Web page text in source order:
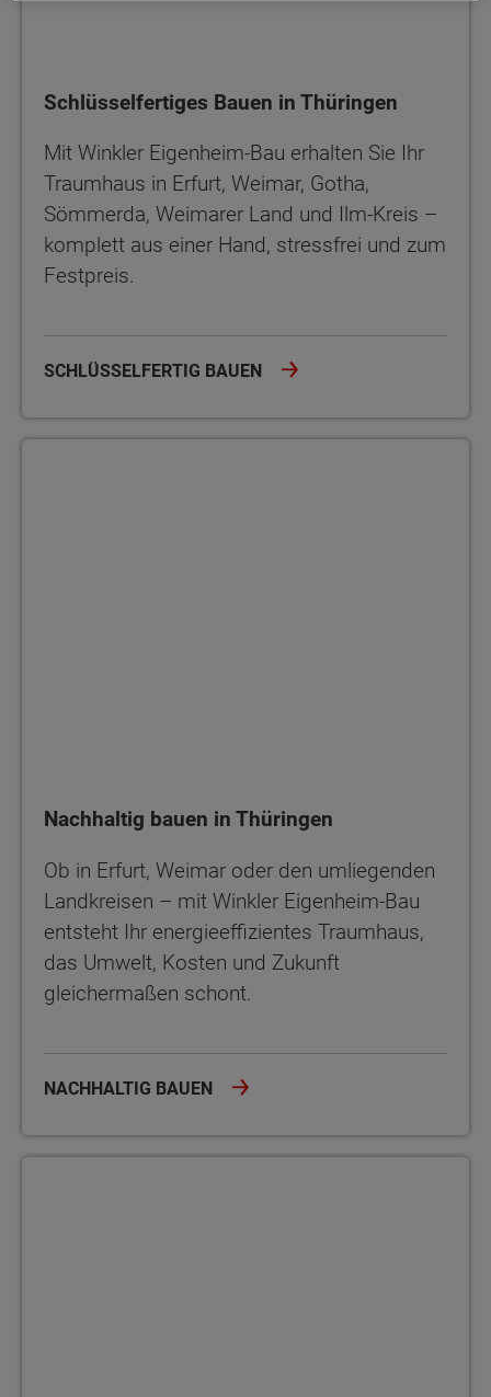
Schlüsselfertiges Bauen in Thüringen
Mit Winkler Eigenheim-Bau erhalten Sie Ihr
Traumhaus in Erfurt, Weimar, Gotha,
Sömmerda, Weimarer Land und Ilm-Kreis –
komplett aus einer Hand, stressfrei und zum
Festpreis.
SCHLÜSSELFERTIG BAUEN
Nachhaltig bauen in Thüringen
Ob in Erfurt, Weimar oder den umliegenden
Landkreisen – mit Winkler Eigenheim-Bau
entsteht Ihr energieeffizientes Traumhaus,
das Umwelt, Kosten und Zukunft
gleichermaßen schont.
NACHHALTIG BAUEN